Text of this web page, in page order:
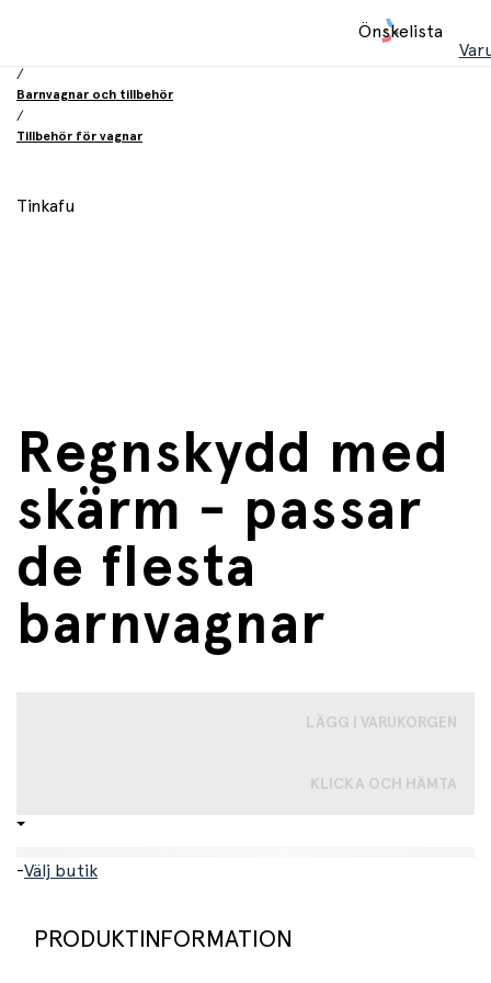
Önskelista
/
Barnvagnar och tillbehör
/
Tillbehör för vagnar
Tinkafu
Regnskydd med
skärm - passar
de flesta
barnvagnar
LÄGG I VARUKORGEN
KLICKA OCH HÄMTA
-Välj butik
PRODUKTINFORMATION